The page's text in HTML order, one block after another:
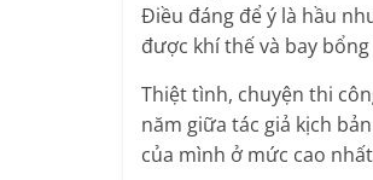
Điều đáng để ý là hầu
được khí thế và bay
Thiệt tình, chuyện thi
năm giữa tác giả kịch
của mình ở mức cao